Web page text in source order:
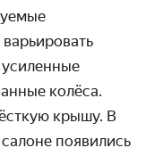
колёса.
крышу. В
появились